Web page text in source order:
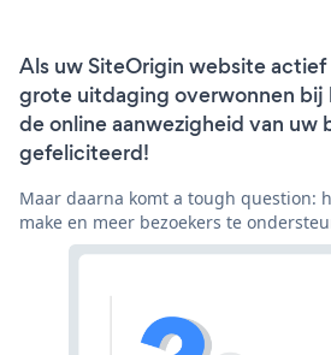
Als uw SiteOrigin website
grote uitdaging overwonnen bij
de online aanwezigheid van uw
gefeliciteerd!
Maar daarna komt a tough question:
make en meer bezoekers te